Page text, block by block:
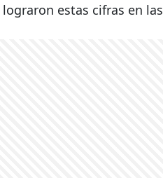
estas cifras en las